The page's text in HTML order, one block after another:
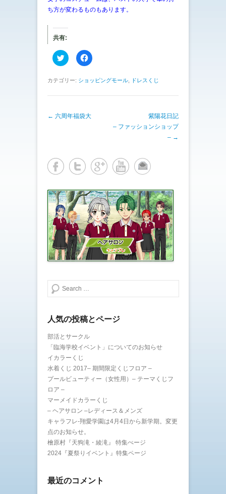
ち方が変わるものもあります。
共有:
ク
リ
し
w
t
新
し
い
ン
ド
ウ
で
開
き
ま
す
)
F
a
b
k
有
ッ
ク
し
だ
さ
い
(
新
し
い
ウ
ィ
ン
ド
で
ま
カテゴリー: ショッピングモール ドレスくじ
投稿ナビゲーション
← 六周年福袋大
紫陽花日記
– ファッションショップ
– →
検索する
人気の投稿とページ
部活とサークル
「臨海学校イベント」についてのお知らせ
イカラーくじ
水着くじ 2017– 期間限定くじフロア –
プールビューティー（女性用）– テーマくじフ
ロア –
マーメイドカラーくじ
– ヘアサロン –レディース＆メンズ
キャラフレ-翔愛学園は4月4日から新学期。変更
点のお知らせ。
檜原村『天狗滝・綾滝』 特集ぺージ
2024『夏祭りイベント』特集ページ
最近のコメント